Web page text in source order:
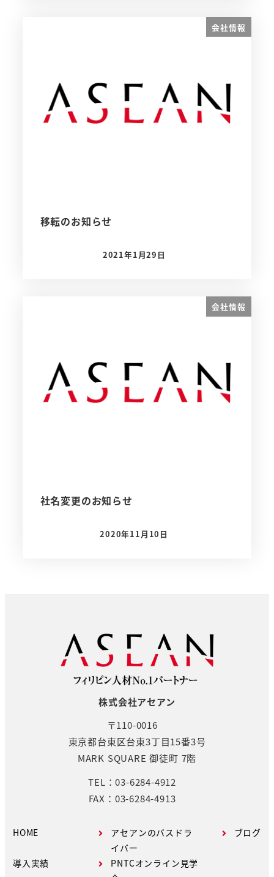
会社情報
移転のお知らせ
投稿日
2021年1月29日
会社情報
社名変更のお知らせ
投稿日
2020年11月10日
株式会社アセアン
〒110-0016
東京都台東区台東3丁目15番3号
MARK SQUARE 御徒町 7階
TEL：03-6284-4912
FAX：03-6284-4913
HOME
導入実績
アセアンのバスドラ
イバー
PNTCオンライン見学
ブログ